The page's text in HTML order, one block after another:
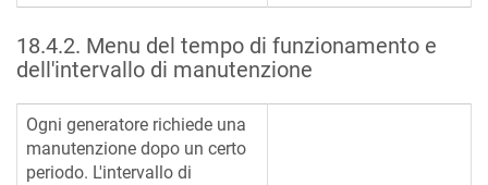
18.4.2. Menu del tempo di funzionamento e
dell'intervallo di manutenzione
Ogni generatore richiede una
manutenzione dopo un certo
periodo. L'intervallo di